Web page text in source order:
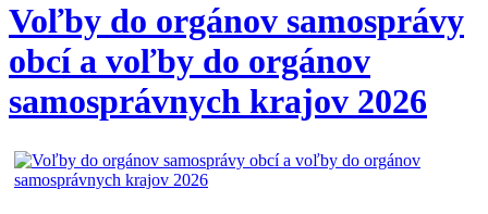
Voľby do orgánov samosprávy
obcí a voľby do orgánov
samosprávnych krajov 2026